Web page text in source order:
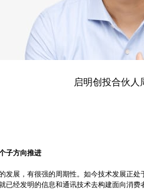
启明创投合伙人
子方向推进
发展，有很强的周期性。如今技术发展正
已经发明的信息和通讯技术去构建面向消费